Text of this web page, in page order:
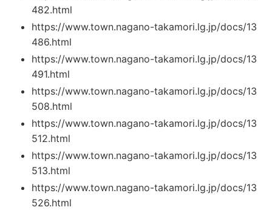
482.html
https://www.town.nagano-takamori.lg.jp/docs/13
486.html
https://www.town.nagano-takamori.lg.jp/docs/13
491.html
https://www.town.nagano-takamori.lg.jp/docs/13
508.html
https://www.town.nagano-takamori.lg.jp/docs/13
512.html
https://www.town.nagano-takamori.lg.jp/docs/13
513.html
https://www.town.nagano-takamori.lg.jp/docs/13
526.html